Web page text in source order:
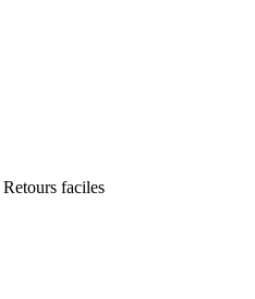
Retours faciles